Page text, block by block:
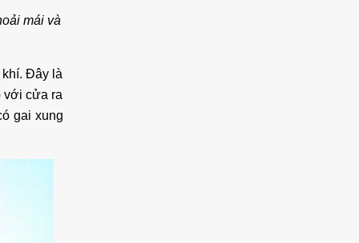
mái và
khí. Đây là
với cửa ra
gai xung